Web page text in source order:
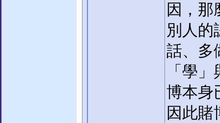
因，那
別人的
話、多
「學
博本身
因此賭